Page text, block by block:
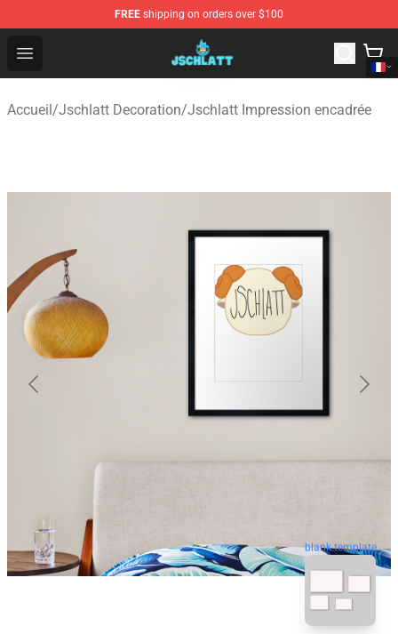
FREE shipping on orders over $100
Open menu
Jschlatt Store - Official Jschlatt Merchandise Shop
Accueil/Jschlatt Decoration/Jschlatt Impression encadrée
blank template